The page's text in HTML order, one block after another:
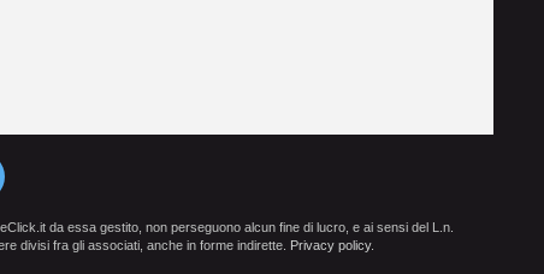
da essa gestito, non perseguono alcun fine di lucro, e ai sensi del L.n.
divisi fra gli associati, anche in forme indirette. Privacy policy.